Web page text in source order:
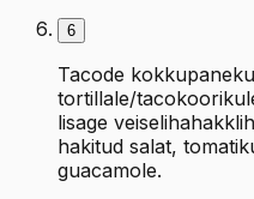
6
Tacode
tortillale/
lisage
hakitud salat,
guacamole.